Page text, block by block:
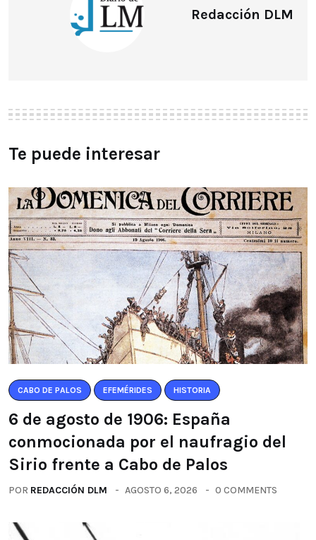
Redacción DLM
Te puede interesar
CABO DE PALOS EFEMÉRIDES HISTORIA
6 de agosto de 1906: España
conmocionada por el naufragio del
Sirio frente a Cabo de Palos
POR REDACCIÓN DLM AGOSTO 6, 2026 0 COMMENTS